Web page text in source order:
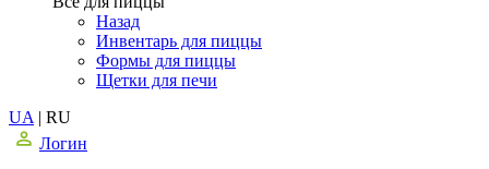
Назад
Инвентарь для пиццы
Формы для пиццы
Щетки для печи
UA | RU
Логин